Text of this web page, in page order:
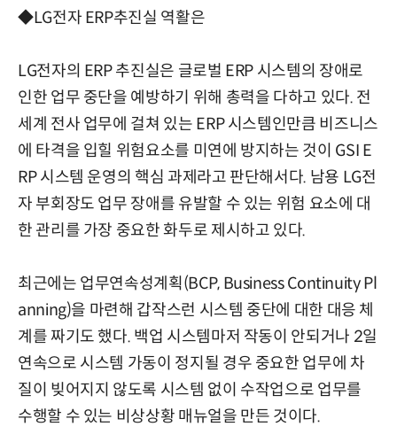
◆LG전자 ERP추진실 역활은
LG전자의 ERP 추진실은 글로벌 ERP 시스템의 장애로
인한 업무 중단을 예방하기 위해 총력을 다하고 있다. 전
세계 전사 업무에 걸쳐 있는 ERP 시스템인만큼 비즈니스
에 타격을 입힐 위험요소를 미연에 방지하는 것이 GSI E
RP 시스템 운영의 핵심 과제라고 판단해서다. 남용 LG전
자 부회장도 업무 장애를 유발할 수 있는 위험 요소에 대
한 관리를 가장 중요한 화두로 제시하고 있다.
최근에는 업무연속성계획(BCP, Business Continuity Pl
anning)을 마련해 갑작스런 시스템 중단에 대한 대응 체
계를 짜기도 했다. 백업 시스템마저 작동이 안되거나 2일
연속으로 시스템 가동이 정지될 경우 중요한 업무에 차
질이 빚어지지 않도록 시스템 없이 수작업으로 업무를
수행할 수 있는 비상상황 매뉴얼을 만든 것이다.